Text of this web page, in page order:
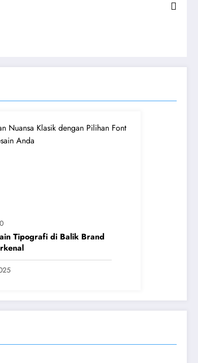
0
Tipografi di Balik Brand